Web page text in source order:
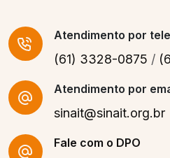
Atendimento por
(61) 3328-0875 /
Atendimento por
sinait@sinait.org.br
Fale com o DPO